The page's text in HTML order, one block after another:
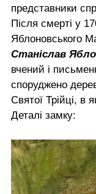
представники
Після смерті у
Яблоновського
Станіслав
вчений і
споруджено
Святої Трійці, в
Деталі замку: